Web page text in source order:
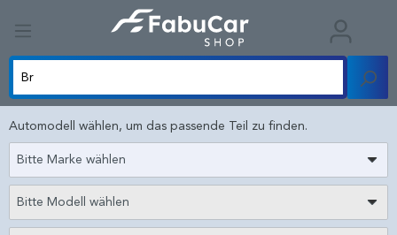
Automodell wählen, um das passende Teil zu finden.
Bitte Marke wählen
Bitte Modell wählen